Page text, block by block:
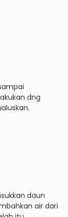
dng
daun
air dari